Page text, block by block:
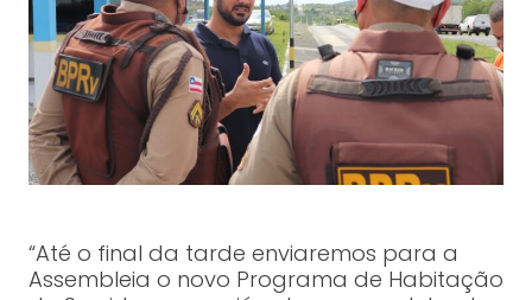
“Até o final da tarde enviaremos para a
Assembleia o novo Programa de Habitação